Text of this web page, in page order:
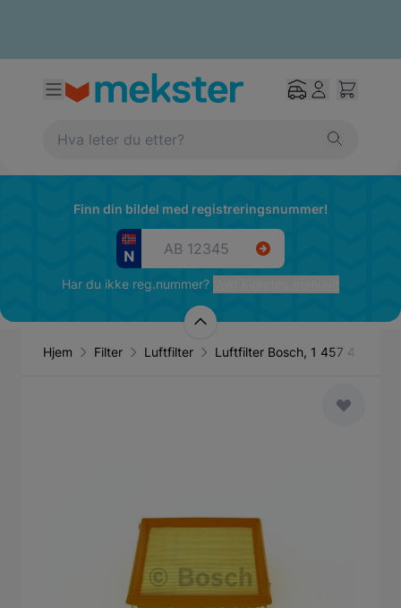
Finn din bildel med registreringsnummer!
Har du ikke reg.nummer?
Hjem Filter Luftfilter Luftfilter Bosch, 1 457 433 280